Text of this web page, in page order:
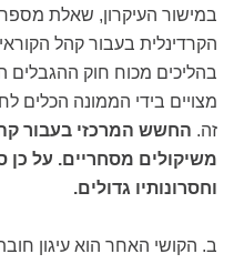
במישור העיקרון, שאלת
הקרדינלית בעבור קהל
בהליכים מכוח חוק ההגבלים
מצויים בידי הממונה הכלים
זה. החשש המרכזי בעבור
משיקולים מסחריים. על כן
וחסרונותיו גדולים.
ב. הקושי האחר הוא עיגון